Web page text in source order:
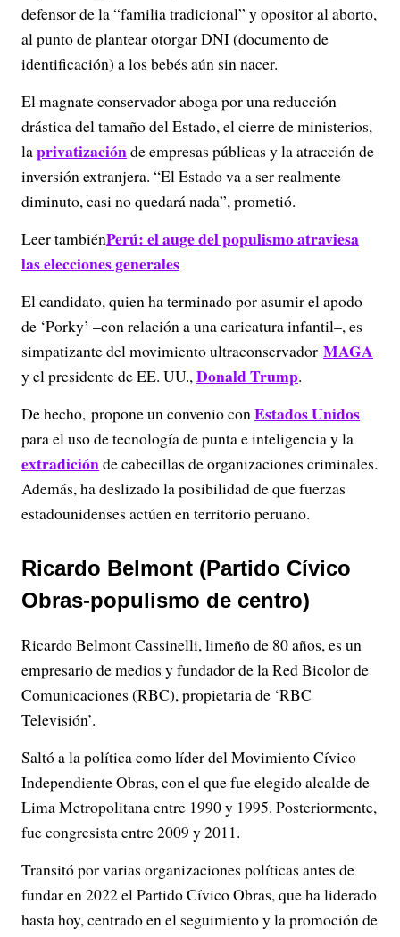
defensor de la “familia tradicional” y opositor al aborto,
al punto de plantear otorgar DNI (documento de
identificación) a los bebés aún sin nacer.
El magnate conservador aboga por una reducción
drástica del tamaño del Estado, el cierre de ministerios,
laprivatizaciónde empresas públicas y la atracción de
inversión extranjera. “El Estado va a ser realmente
diminuto, casi no quedará nada”, prometió.
Leer tambiénPerú: el auge del populismo atraviesa
las elecciones generales
El candidato, quien ha terminado por asumir el apodo
de ‘Porky’ –con relación a una caricatura infantil–, es
simpatizante del movimiento ultraconservador MAGA
y el presidente de EE. UU.,Donald Trump.
De hecho, propone un convenio conEstados Unidos
para el uso de tecnología de punta e inteligencia y la
extradiciónde cabecillas de organizaciones criminales.
Además, ha deslizado la posibilidad de que fuerzas
estadounidenses actúen en territorio peruano.
Ricardo Belmont (Partido Cívico
Obras-populismo de centro)
Ricardo Belmont Cassinelli, limeño de 80 años, es un
empresario de medios y fundador de la Red Bicolor de
Comunicaciones (RBC), propietaria de ‘RBC
Televisión’.
Saltó a la política como líder del Movimiento Cívico
Independiente Obras, con el que fue elegido alcalde de
Lima Metropolitana entre 1990 y 1995. Posteriormente,
fue congresista entre 2009 y 2011.
Transitó por varias organizaciones políticas antes de
fundar en 2022 el Partido Cívico Obras, que ha liderado
hasta hoy, centrado en el seguimiento y la promoción de